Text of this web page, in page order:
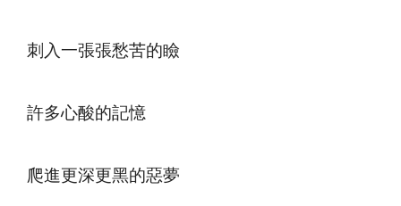
刺入一張張愁苦的瞼
許多心酸的記憶
爬進更深更黑的惡夢